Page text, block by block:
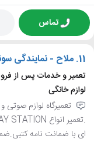
تماس
11. ملاح - نمایندگی
تعمیر و خدمات پس از
لوازم خانگی
تعمیرگاه لوازم
ای با ضمانت نامه